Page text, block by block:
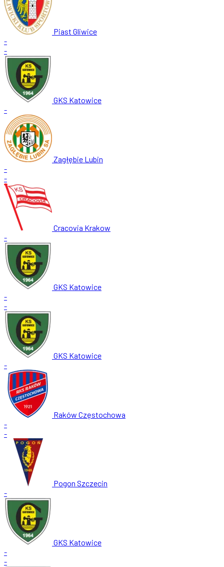
Piast Gliwice
-
-
GKS Katowice
-
Zagłębie Lubin
-
-
Cracovia Krakow
-
GKS Katowice
-
-
GKS Katowice
-
Raków Częstochowa
-
-
Pogon Szczecin
-
GKS Katowice
-
-